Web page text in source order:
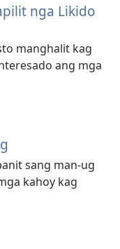
nga Likido
manghalit kag
ang mga
sang man-ug
kahoy kag